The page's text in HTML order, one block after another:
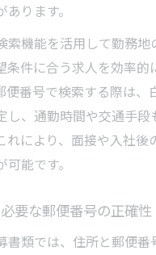
ります。
索機能を活用して勤務地
条件に合う求人を効率的
便番号で検索する際は、
し、通勤時間や交通手段
れにより、面接や入社後
能です。
要な郵便番号の正確性
書類では、住所と郵便